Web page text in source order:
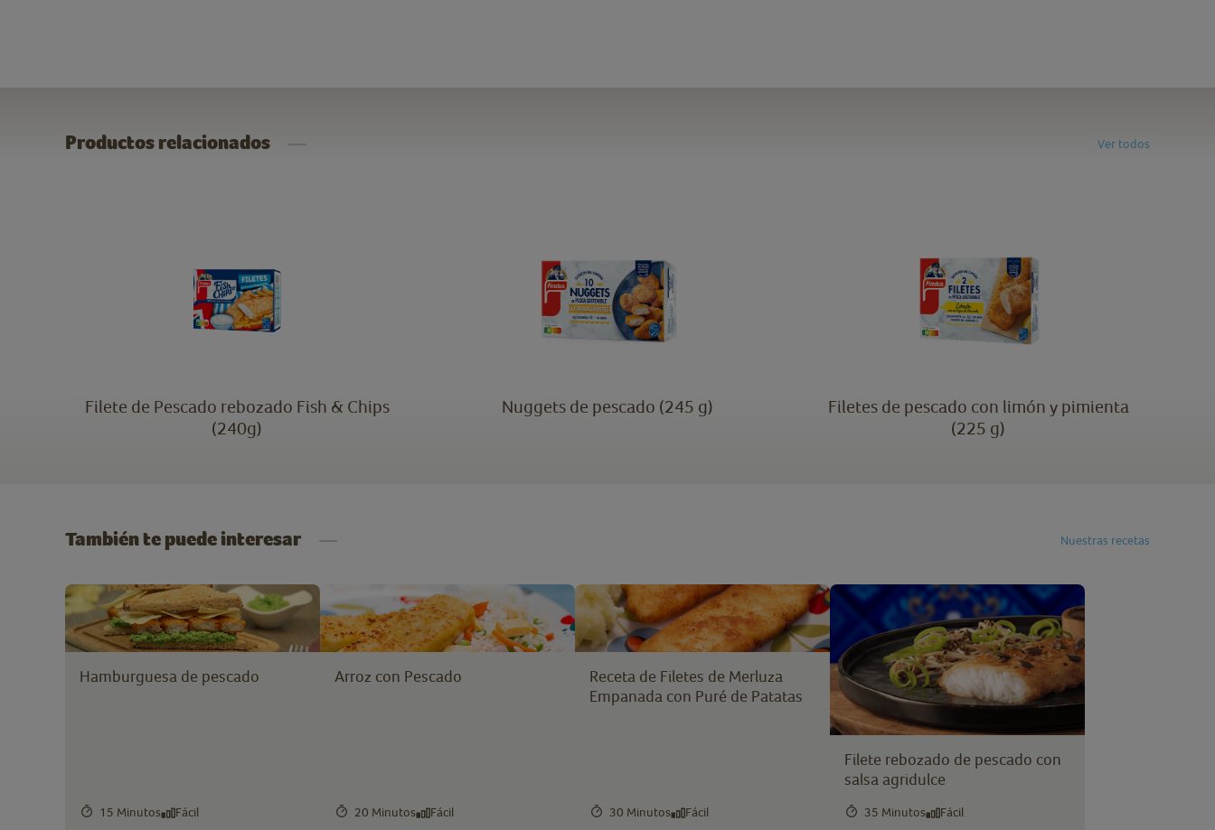
Productos relacionados Ver todos
Filete de Pescado rebozado Fish & Chips
(240g)
Nuggets de pescado (245 g)
Filetes de pescado con limón y pimienta
(225 g)
También te puede interesar Nuestras recetas
Hamburguesa de pescado
15 Minutos Fácil
Arroz con Pescado
20 Minutos Fácil
Receta de Filetes de Merluza
Empanada con Puré de Patatas
30 Minutos Fácil
Filete rebozado de pescado con
salsa agridulce
35 Minutos Fácil